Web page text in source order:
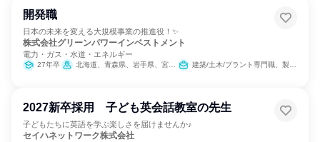
開発職
日本の未来を変える大規模事業の推進役！✨
株式会社グリーンパワーインベストメント
電力・ガス・水道・エネルギー
27年卒 北海道、青森県、岩手県、宮城県、千葉県、東京都、福井県、三重県、滋賀県、島根県、高知県、宮崎県、鹿児島県 建築/土木/プラント専門職、製造・生産工程
2027新卒採用 子ども英会話教室の先生
子どもたちに英語を学ぶ楽しさを届けませんか♪
セイハネットワーク株式会社